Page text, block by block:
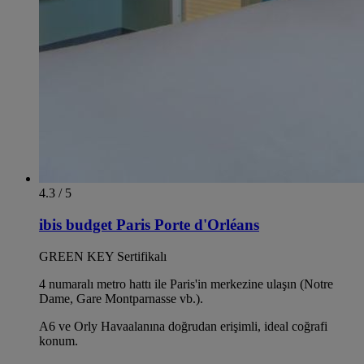
4.3 / 5
ibis budget Paris Porte d'Orléans
GREEN KEY Sertifikalı
4 numaralı metro hattı ile Paris'in merkezine ulaşın (Notre
Dame, Gare Montparnasse vb.).
A6 ve Orly Havaalanına doğrudan erişimli, ideal coğrafi
konum.